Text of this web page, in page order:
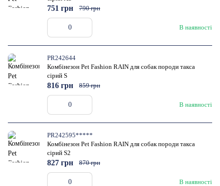
В наявності
751 грн 790 грн
PR242644
Комбінезон Pet Fashion RAIN для собак породи такса
сірий S
В наявності
816 грн 859 грн
PR242595*****
Комбінезон Pet Fashion RAIN для собак породи такса
сірий S2
В наявності
827 грн 870 грн